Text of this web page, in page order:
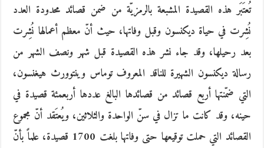
تُعتَبَر هذه القصيدة المشبعة بالرمزيّة من ضمن قصائد محدودة العدد
نُشِرت في حياة ديكنسون وقبل وفاتها، حيث أنّ معظم أعمالها نُشِرت
بعد رحيلها، وقد جاء نشر هذه القصيدة قبل شهر ونصف الشهر من
رسالة ديكنسون الشهيرة للناقد المعروف توماس وينتوورث هيغنسون،
التي ضمّنتها أربع قصائد من قصائدها البالغ عددها أربعمئة قصيدة في
حينه، وقد كانت ما تزال في سنّ الواحدة والثلاثين، ويُعتَقد أنّ مجموع
القصائد التي حملت توقيعها حتى وفاتها بلغت 1700 قصيدة، علماً بأنّ